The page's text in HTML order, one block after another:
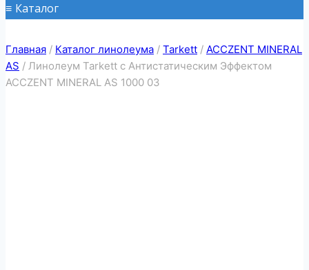
Каталог
Главная / Каталог линолеума / Tarkett / ACCZENT MINERAL
AS / Линолеум Tarkett с Антистатическим Эффектом
ACCZENT MINERAL AS 1000 03